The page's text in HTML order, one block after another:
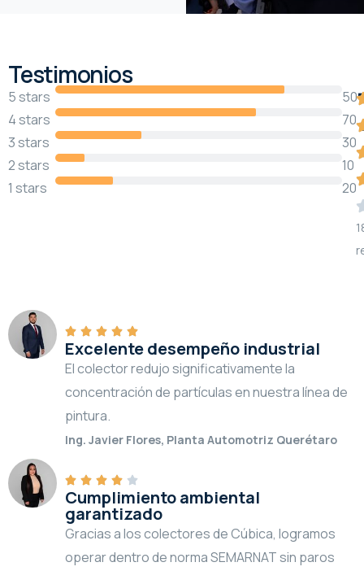
Testimonios
5 stars
50
4 stars
70
3 stars
30
2 stars
10
1 stars
20
Excelente desempeño industrial
El colector redujo significativamente la
concentración de partículas en nuestra línea de
pintura.
Ing. Javier Flores, Planta Automotriz Querétaro
Cumplimiento ambiental
garantizado
Gracias a los colectores de Cúbica, logramos
operar dentro de norma SEMARNAT sin paros